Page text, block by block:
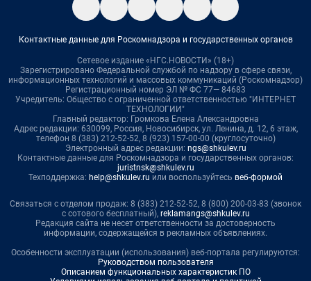
Контактные данные для Роскомнадзора и государственных органов
Сетевое издание «НГС.НОВОСТИ» (18+)
Зарегистрировано Федеральной службой по надзору в сфере связи,
информационных технологий и массовых коммуникаций (Роскомнадзор)
Регистрационный номер ЭЛ № ФС 77— 84683
Учредитель: Общество с ограниченной ответственностью "ИНТЕРНЕТ
ТЕХНОЛОГИИ"
Главный редактор: Громкова Елена Александровна
Адрес редакции: 630099, Россия, Новосибирск, ул. Ленина, д. 12, 6 этаж,
телефон 8 (383) 212-52-52, 8 (923) 157-00-00 (круглосуточно)
Электронный адрес редакции: ngs@shkulev.ru
Контактные данные для Роскомнадзора и государственных органов:
juristnsk@shkulev.ru
Техподдержка: help@shkulev.ru или воспользуйтесь веб-формой
Связаться с отделом продаж: 8 (383) 212-52-52, 8 (800) 200-03-83 (звонок
с сотового бесплатный), reklamangs@shkulev.ru
Редакция сайта не несет ответственности за достоверность
информации, содержащейся в рекламных объявлениях.
Особенности эксплуатации (использования) веб-портала регулируются:
Руководством пользователя
Описанием функциональных характеристик ПО